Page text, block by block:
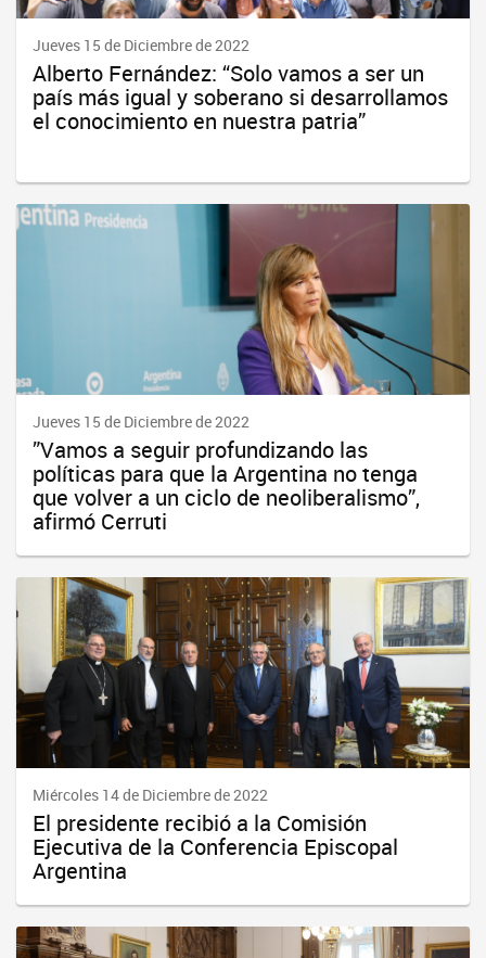
Jueves 15 de Diciembre de 2022
Alberto Fernández: “Solo vamos a ser un
país más igual y soberano si desarrollamos
el conocimiento en nuestra patria”
Jueves 15 de Diciembre de 2022
”Vamos a seguir profundizando las
políticas para que la Argentina no tenga
que volver a un ciclo de neoliberalismo”,
afirmó Cerruti
Miércoles 14 de Diciembre de 2022
El presidente recibió a la Comisión
Ejecutiva de la Conferencia Episcopal
Argentina